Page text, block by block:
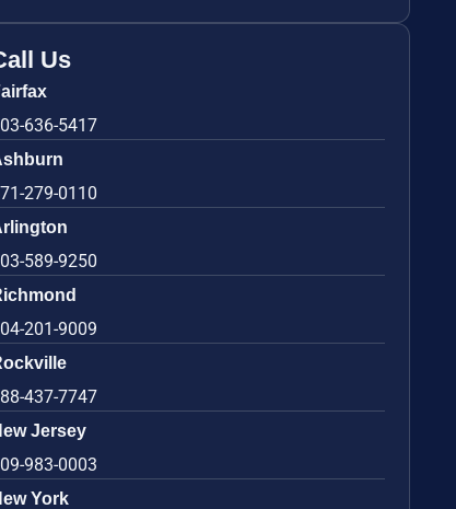
Us
636-5417
279-0110
589-9250
201-9009
437-7747
Jersey
983-0003
York